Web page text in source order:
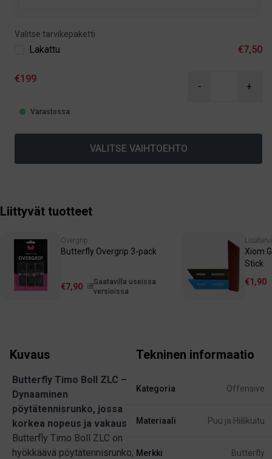
Valitse tarvikepaketti
Lakattu €7,50
€199
- +
Varastossa
VALITSE VAIHTOEHTO
Liittyvät tuotteet
Overgrip
Butterfly Overgrip 3-pack
€7,90
Saatavilla useissa
versioissa
Xiom
Stick
€1,90
Kuvaus
Butterfly Timo Boll ZLC –
Dynaaminen
pöytätennisrunko, jossa
korkea nopeus ja vakaus
Butterfly Timo Boll ZLC on
hyökkäävä pöytätennisrunko,
Tekninen informaatio
Kategoria Offensive
Materiaali Puu ja Hiilikuitu
Merkki Butterfly